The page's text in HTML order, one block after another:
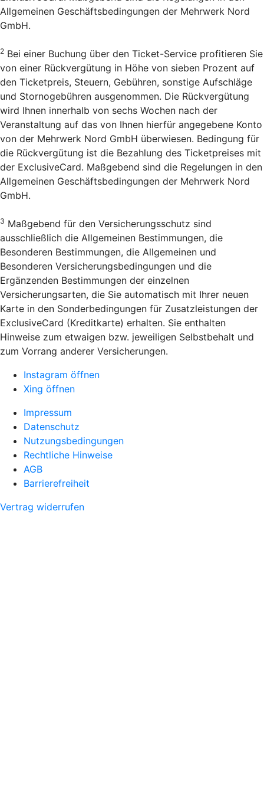
Allgemeinen Geschäftsbedingungen der Mehrwerk Nord
GmbH.
2 Bei einer Buchung über den Ticket-Service profitieren Sie
von einer Rückvergütung in Höhe von sieben Prozent auf
den Ticketpreis, Steuern, Gebühren, sonstige Aufschläge
und Stornogebühren ausgenommen. Die Rückvergütung
wird Ihnen innerhalb von sechs Wochen nach der
Veranstaltung auf das von Ihnen hierfür angegebene Konto
von der Mehrwerk Nord GmbH überwiesen. Bedingung für
die Rückvergütung ist die Bezahlung des Ticketpreises mit
der ExclusiveCard. Maßgebend sind die Regelungen in den
Allgemeinen Geschäftsbedingungen der Mehrwerk Nord
GmbH.
3 Maßgebend für den Versicherungsschutz sind
ausschließlich die Allgemeinen Bestimmungen, die
Besonderen Bestimmungen, die Allgemeinen und
Besonderen Versicherungsbedingungen und die
Ergänzenden Bestimmungen der einzelnen
Versicherungsarten, die Sie automatisch mit Ihrer neuen
Karte in den Sonderbedingungen für Zusatzleistungen der
ExclusiveCard (Kreditkarte) erhalten. Sie enthalten
Hinweise zum etwaigen bzw. jeweiligen Selbstbehalt und
zum Vorrang anderer Versicherungen.
Instagram öffnen
Xing öffnen
Impressum
Datenschutz
Nutzungsbedingungen
Rechtliche Hinweise
AGB
Barrierefreiheit
Vertrag widerrufen